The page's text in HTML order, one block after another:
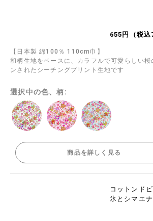
655円（税
【日本製 綿100％ 110cm巾】
和柄生地をベースに、カラフルで可愛らしい桜
ンされたシーチングプリント生地です
選択中の色、柄:
商品を詳しく見る
コットンド
氷とシマエナ